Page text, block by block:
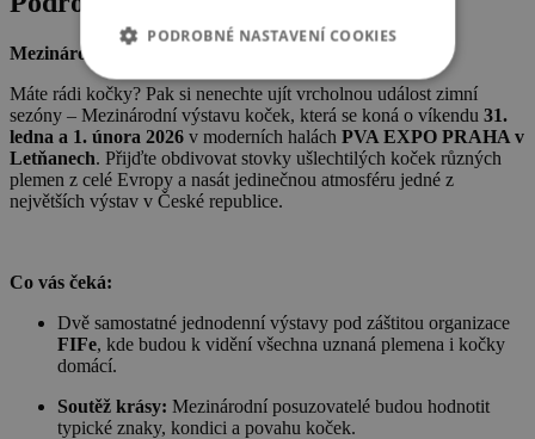
Mezinárodní výstava koček 2026
Máte rádi kočky? Pak si nenechte ujít vrcholnou událost zimní
sezóny – Mezinárodní výstavu koček, která se koná o víkendu 31.
ledna a 1. února 2026 v moderních halách PVA EXPO PRAHA v
Letňanech. Přijďte obdivovat stovky ušlechtilých koček různých
plemen z celé Evropy a nasát jedinečnou atmosféru jedné z
největších výstav v České republice.
Co vás čeká:
Dvě samostatné jednodenní výstavy pod záštitou organizace
FIFe, kde budou k vidění všechna uznaná plemena i kočky
domácí.
Soutěž krásy: Mezinárodní posuzovatelé budou hodnotit
typické znaky, kondici a povahu koček.
PODROBNÉ NASTAVENÍ COOKIES